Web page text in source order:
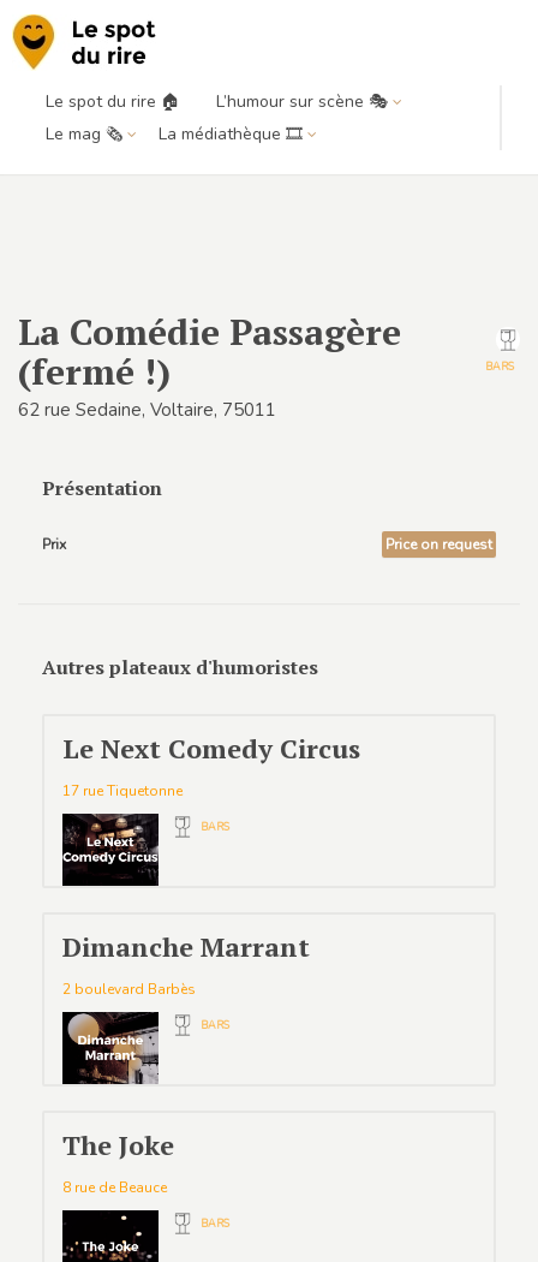
Le spot du rire 🏠
L’humour sur scène 🎭
Le mag 🗞️
La médiathèque 🎞️
La Comédie Passagère
(fermé !)
62 rue Sedaine, Voltaire, 75011
BARS
Présentation
Prix Price on request
Autres plateaux d'humoristes
Le Next Comedy Circus
17 rue Tiquetonne
BARS
Dimanche Marrant
2 boulevard Barbès
BARS
The Joke
8 rue de Beauce
BARS